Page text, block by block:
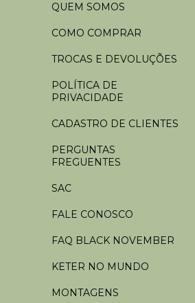
QUEM SOMOS
COMO COMPRAR
TROCAS E DEVOLUÇÕES
POLÍTICA DE
PRIVACIDADE
CADASTRO DE CLIENTES
PERGUNTAS
FREGUENTES
SAC
FALE CONOSCO
FAQ BLACK NOVEMBER
KETER NO MUNDO
MONTAGENS